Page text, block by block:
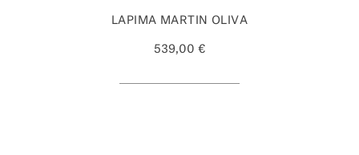
LAPIMA MARTIN OLIVA
539,00 €